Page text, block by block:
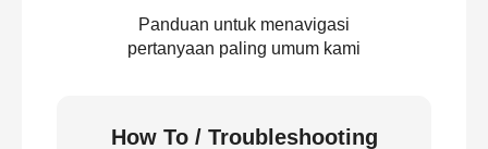
Panduan untuk menavigasi
pertanyaan paling umum kami
How To / Troubleshooting